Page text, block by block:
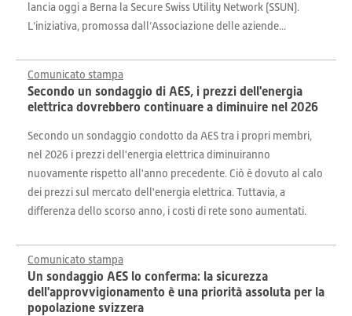
lancia oggi a Berna la Secure Swiss Utility Network (SSUN).
L’iniziativa, promossa dall’Associazione delle aziende...
Comunicato stampa
Secondo un sondaggio di AES, i prezzi dell'energia
elettrica dovrebbero continuare a diminuire nel 2026
Secondo un sondaggio condotto da AES tra i propri membri,
nel 2026 i prezzi dell'energia elettrica diminuiranno
nuovamente rispetto all'anno precedente. Ciò è dovuto al calo
dei prezzi sul mercato dell'energia elettrica. Tuttavia, a
differenza dello scorso anno, i costi di rete sono aumentati.
Comunicato stampa
Un sondaggio AES lo conferma: la sicurezza
dell'approvvigionamento è una priorità assoluta per la
popolazione svizzera